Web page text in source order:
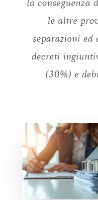
la conseguenza
le altre
separazioni ed
decreti
(30%) e